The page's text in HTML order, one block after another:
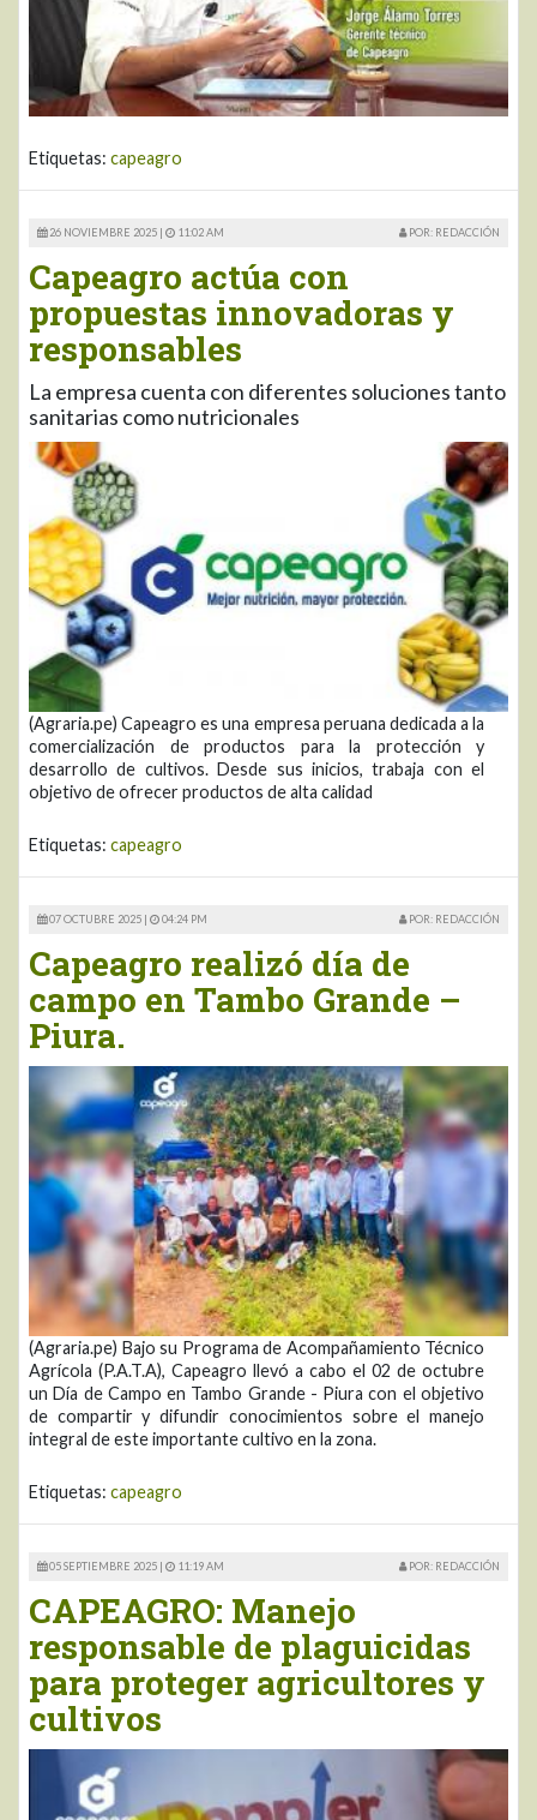
Etiquetas: capeagro
26 NOVIEMBRE 2025 | 11:02 AM POR: REDACCIÓN
Capeagro actúa con
propuestas innovadoras y
responsables
La empresa cuenta con diferentes soluciones tanto
sanitarias como nutricionales
(Agraria.pe) Capeagro es una empresa peruana dedicada a la
comercialización de productos para la protección y
desarrollo de cultivos. Desde sus inicios, trabaja con el
objetivo de ofrecer productos de alta calidad
Etiquetas: capeagro
07 OCTUBRE 2025 | 04:24 PM POR: REDACCIÓN
Capeagro realizó día de
campo en Tambo Grande –
Piura.
(Agraria.pe) Bajo su Programa de Acompañamiento Técnico
Agrícola (P.A.T.A), Capeagro llevó a cabo el 02 de octubre
un Día de Campo en Tambo Grande - Piura con el objetivo
de compartir y difundir conocimientos sobre el manejo
integral de este importante cultivo en la zona.
Etiquetas: capeagro
05 SEPTIEMBRE 2025 | 11:19 AM POR: REDACCIÓN
CAPEAGRO: Manejo
responsable de plaguicidas
para proteger agricultores y
cultivos